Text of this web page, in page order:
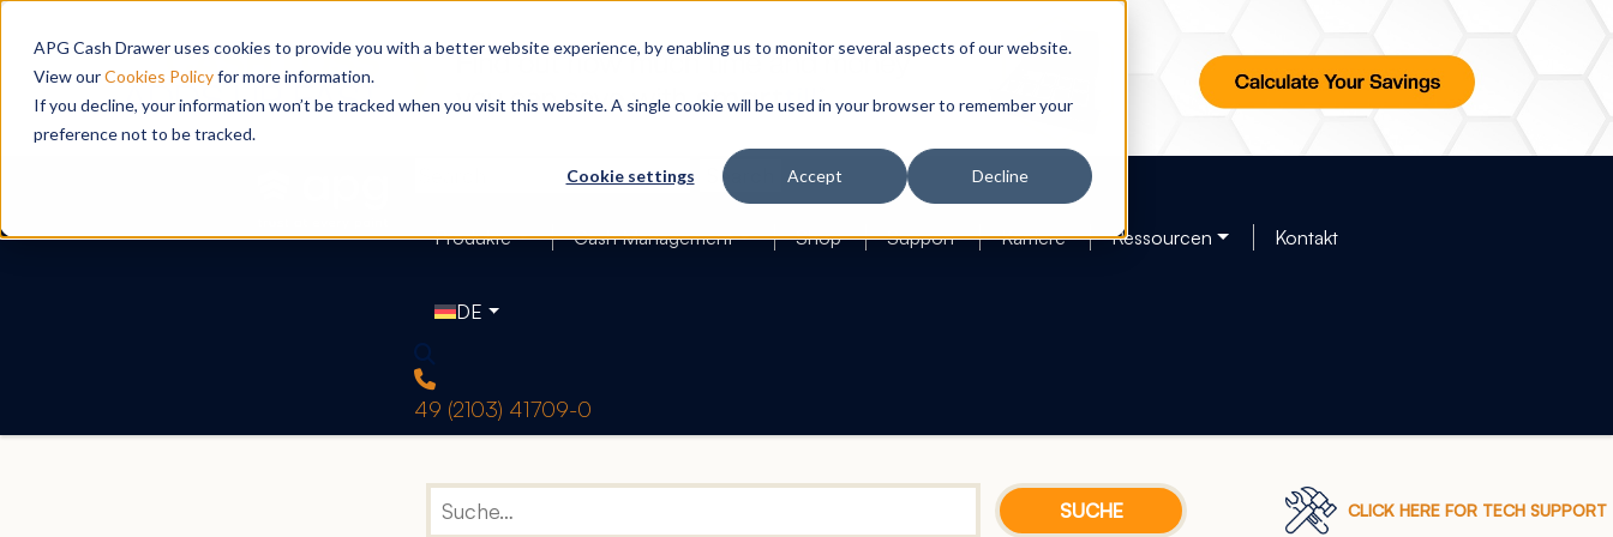
APG Cash Drawer uses cookies to provide you with a better website experience, by enabling us to monitor several aspects of our website.
View ourCookies Policyfor more information.
If you decline, your information won’t be tracked when you visit this website. A single cookie will be used in your browser to remember your
preference not to be tracked.
Cookie settings Accept Decline
Search
Produkte Cash Management Shop Support Karriere Ressourcen Kontakt
DE
49 (2103) 41709-0
CLICK HERE FOR TECH SUPPORT